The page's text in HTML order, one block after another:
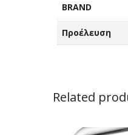
BRAND
Προέλευση
Related